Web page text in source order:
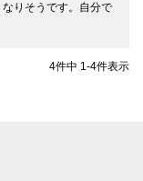
りそうです。自分で
4件中 1-4件表示